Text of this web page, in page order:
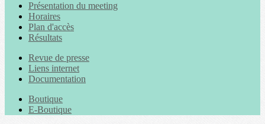
Présentation du meeting
Horaires
Plan d'accès
Résultats
Revue de presse
Liens internet
Documentation
Boutique
E-Boutique